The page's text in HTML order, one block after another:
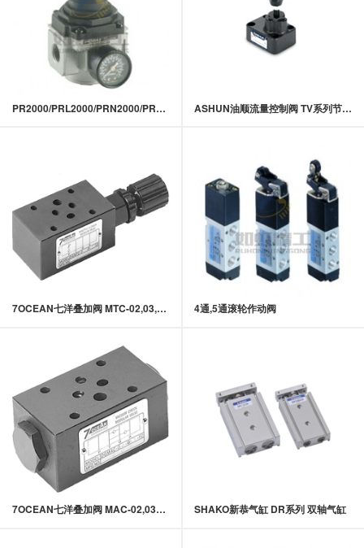
PR2000/PRL2000/PRN2000/PR3000/PR4000 ASHUN油顺流量控制阀 TV系列节流阀
7OCEAN七洋叠加阀 MTC-02,03,04系列叠加式单向节流阀 4通,5通滚轮作动阀
7OCEAN七洋叠加阀 MAC-02,03系列叠加式防气穴阀 SHAKO新恭气缸 DR系列 双轴气缸